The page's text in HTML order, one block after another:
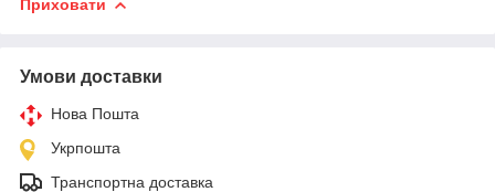
Приховати
Умови доставки
Нова Пошта
Укрпошта
Транспортна доставка